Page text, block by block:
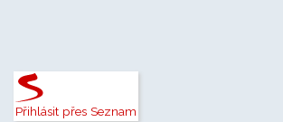
Přihlásit přes Seznam